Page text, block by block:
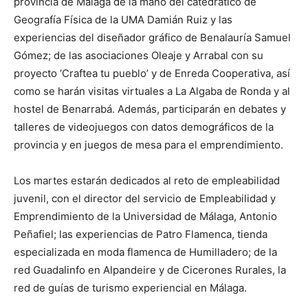
Geografía Física de la UMA Damián Ruiz y las
experiencias del diseñador gráfico de Benalauría Samuel
Gómez; de las asociaciones Oleaje y Arrabal con su
proyecto ‘Craftea tu pueblo’ y de Enreda Cooperativa, así
como se harán visitas virtuales a La Algaba de Ronda y al
hostel de Benarrabá. Además, participarán en debates y
talleres de videojuegos con datos demográficos de la
provincia y en juegos de mesa para el emprendimiento.
Los martes estarán dedicados al reto de empleabilidad
juvenil, con el director del servicio de Empleabilidad y
Emprendimiento de la Universidad de Málaga, Antonio
Peñafiel; las experiencias de Patro Flamenca, tienda
especializada en moda flamenca de Humilladero; de la
red Guadalinfo en Alpandeire y de Cicerones Rurales, la
red de guías de turismo experiencial en Málaga.